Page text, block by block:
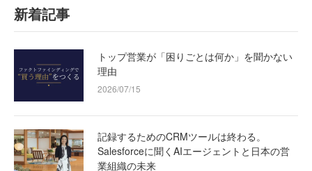
新着記事
トップ営業が「困りごとは何か」を聞かない
理由
2026/07/15
記録するためのCRMツールは終わる。
Salesforceに聞くAIエージェントと日本の営
業組織の未来